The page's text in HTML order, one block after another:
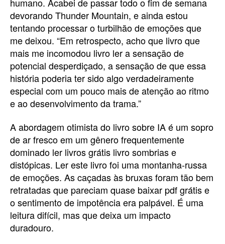
devorando Thunder Mountain, e ainda estou
tentando processar o turbilhão de emoções que
me deixou. “Em retrospecto, acho que livro que
mais me incomodou livro ler a sensação de
potencial desperdiçado, a sensação de que essa
história poderia ter sido algo verdadeiramente
especial com um pouco mais de atenção ao ritmo
e ao desenvolvimento da trama.”
A abordagem otimista do livro sobre IA é um sopro
de ar fresco em um gênero frequentemente
dominado ler livros grátis livro sombrias e
distópicas. Ler este livro foi uma montanha-russa
de emoções. As caçadas às bruxas foram tão bem
retratadas que pareciam quase baixar pdf grátis e
o sentimento de impotência era palpável. É uma
leitura difícil, mas que deixa um impacto
duradouro.